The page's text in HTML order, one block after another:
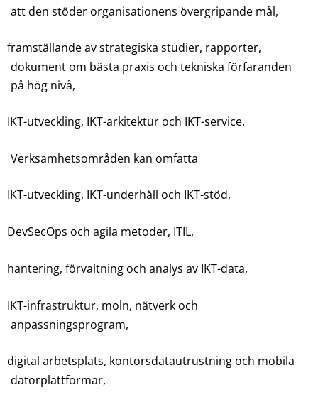
att den stöder organisationens övergripande mål,
framställande av strategiska studier, rapporter,
dokument om bästa praxis och tekniska förfaranden
på hög nivå,
IKT-utveckling, IKT-arkitektur och IKT-service.
Verksamhetsområden kan omfatta
IKT-utveckling, IKT-underhåll och IKT-stöd,
DevSecOps och agila metoder, ITIL,
hantering, förvaltning och analys av IKT-data,
IKT-infrastruktur, moln, nätverk och
anpassningsprogram,
digital arbetsplats, kontorsdatautrustning och mobila
datorplattformar,